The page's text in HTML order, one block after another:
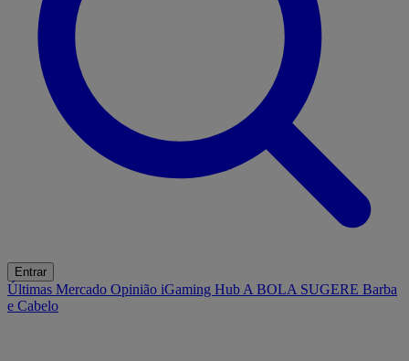
Entrar
Últimas Mercado Opinião iGaming Hub A BOLA SUGERE Barba
e Cabelo